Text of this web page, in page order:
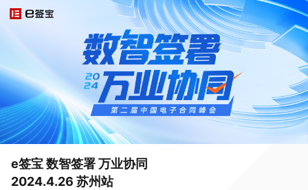
e签宝 数智签署 万业协同
2024.4.26 苏州站